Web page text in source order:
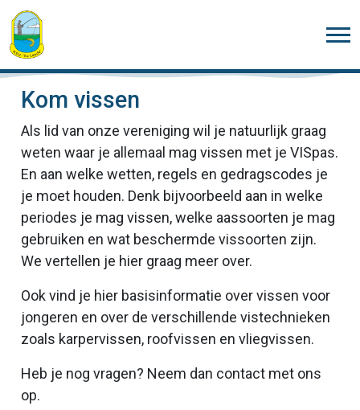
Kom vissen
Als lid van onze vereniging wil je natuurlijk graag
weten waar je allemaal mag vissen met je VISpas.
En aan welke wetten, regels en gedragscodes je
je moet houden. Denk bijvoorbeeld aan in welke
periodes je mag vissen, welke aassoorten je mag
gebruiken en wat beschermde vissoorten zijn.
We vertellen je hier graag meer over.
Ook vind je hier basisinformatie over vissen voor
jongeren en over de verschillende vistechnieken
zoals karpervissen, roofvissen en vliegvissen.
Heb je nog vragen? Neem dan contact met ons
op.